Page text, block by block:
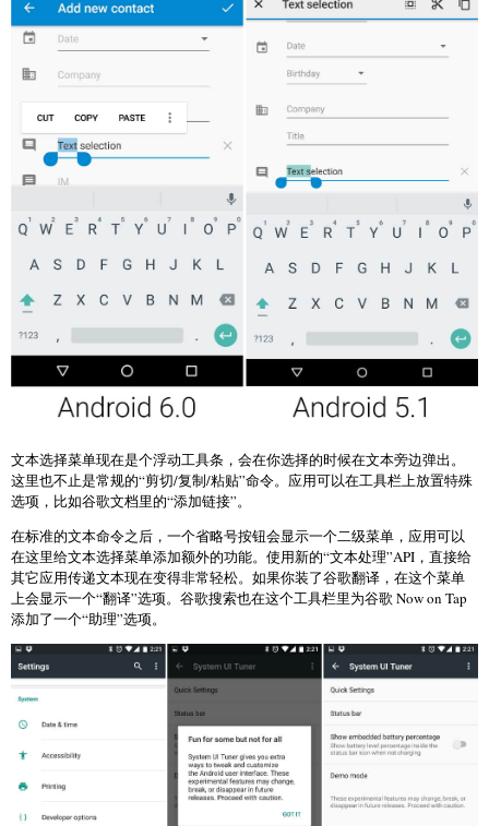
文本选择菜单现在是个浮动工具条，会在你选择的时候在文本旁边弹出。
这里也不止是常规的“剪切/复制/粘贴”命令。应用可以在工具栏上放置特殊
选项，比如谷歌文档里的“添加链接”。
在标准的文本命令之后，一个省略号按钮会显示一个二级菜单，应用可以
在这里给文本选择菜单添加额外的功能。使用新的“文本处理”API，直接给
其它应用传递文本现在变得非常轻松。如果你装了谷歌翻译，在这个菜单
上会显示一个“翻译”选项。谷歌搜索也在这个工具栏里为谷歌 Now on Tap
添加了一个“助理”选项。